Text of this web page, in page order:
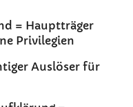
= Hauptträger
Privilegien
Auslöser für